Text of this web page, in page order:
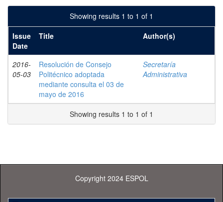
Showing results 1 to 1 of 1
Issue
Date
Title Author(s)
2016-
05-03
Resolución de Consejo
Politécnico adoptada
mediante consulta el 03 de
mayo de 2016
Secretaría
Administrativa
Showing results 1 to 1 of 1
Copyright 2024 ESPOL